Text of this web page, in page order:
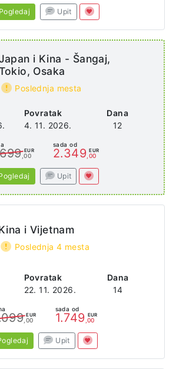
Pogledaj Upit
Povratak
4. 11. 2026.
Dana
12
i Kina - Šangaj,
Osaka
Poslednja mesta
EUR
,00
sada od
2.349 EUR
,00
Upit
Povratak
22. 11. 2026.
Dana
14
i Vijetnam
Poslednja 4 mesta
EUR
,00
sada od
1.749 EUR
,00
Upit